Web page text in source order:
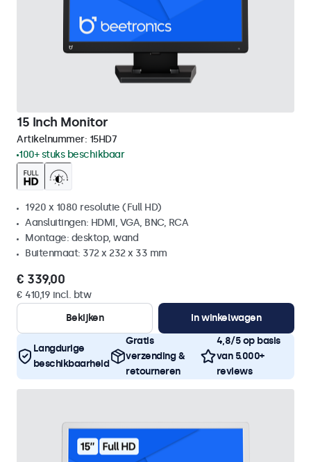
15 Inch Monitor
Artikelnummer: 15HD7
100+ stuks beschikbaar
1920 x 1080 resolutie (Full HD)
Aansluitingen: HDMI, VGA, BNC, RCA
Montage: desktop, wand
Buitenmaat: 372 x 232 x 33 mm
€ 339,00
€ 410,19 incl. btw
Bekijken
In winkelwagen
Langdurige
beschikbaarheid
Gratis
verzending &
retourneren
4,8/5 op basis
van 5.000+
reviews